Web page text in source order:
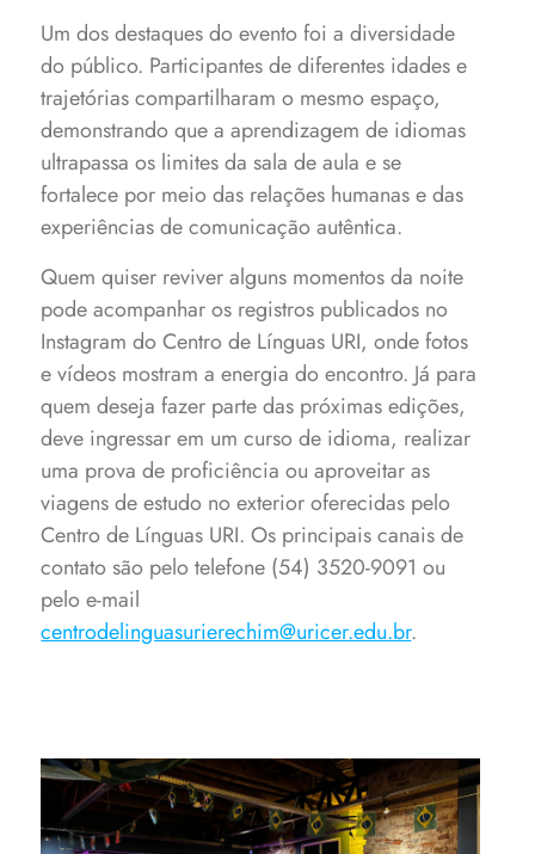
Um dos destaques do evento foi a diversidade
do público. Participantes de diferentes idades e
trajetórias compartilharam o mesmo espaço,
demonstrando que a aprendizagem de idiomas
ultrapassa os limites da sala de aula e se
fortalece por meio das relações humanas e das
experiências de comunicação autêntica.
Quem quiser reviver alguns momentos da noite
pode acompanhar os registros publicados no
Instagram do Centro de Línguas URI, onde fotos
e vídeos mostram a energia do encontro. Já para
quem deseja fazer parte das próximas edições,
deve ingressar em um curso de idioma, realizar
uma prova de proficiência ou aproveitar as
viagens de estudo no exterior oferecidas pelo
Centro de Línguas URI. Os principais canais de
contato são pelo telefone (54) 3520-9091 ou
pelo e-mail
centrodelinguasurierechim@uricer.edu.br.